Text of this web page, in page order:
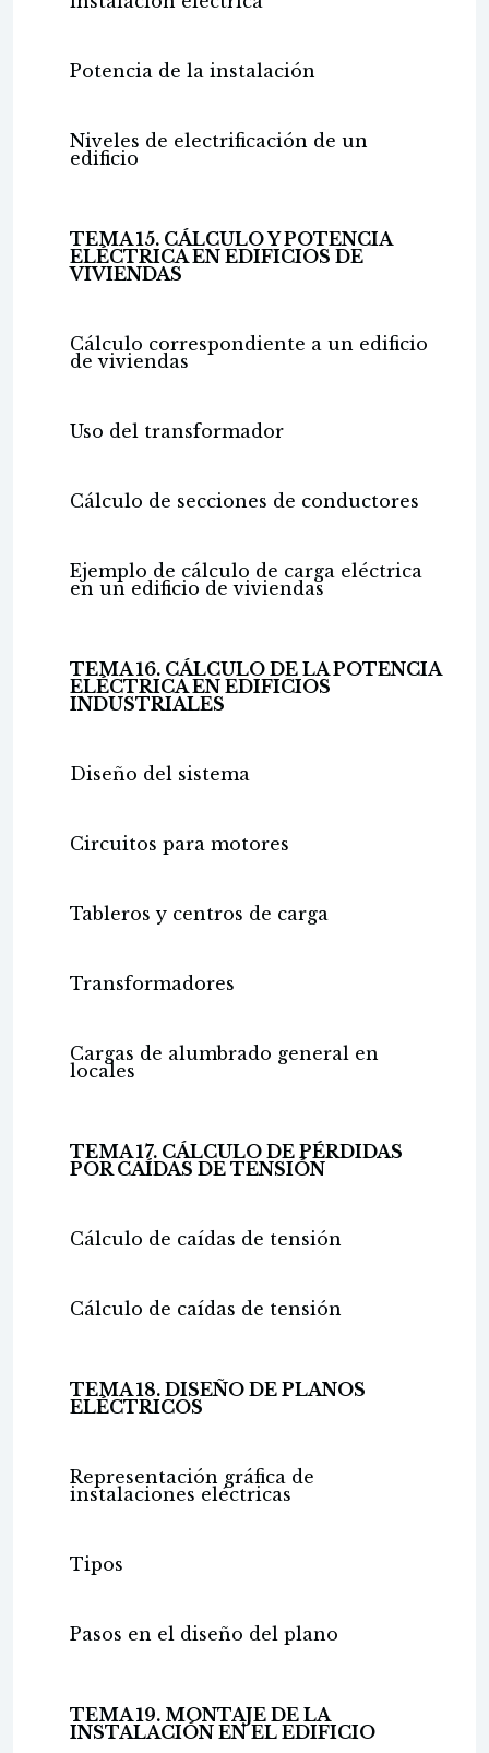
Potencia de la instalación
Niveles de electrificación de un
edificio
TEMA 15. CÁLCULO Y POTENCIA
ELÉCTRICA EN EDIFICIOS DE
VIVIENDAS
Cálculo correspondiente a un edificio
de viviendas
Uso del transformador
Cálculo de secciones de conductores
Ejemplo de cálculo de carga eléctrica
en un edificio de viviendas
TEMA 16. CÁLCULO DE LA POTENCIA
ELÉCTRICA EN EDIFICIOS
INDUSTRIALES
Diseño del sistema
Circuitos para motores
Tableros y centros de carga
Transformadores
Cargas de alumbrado general en
locales
TEMA 17. CÁLCULO DE PÉRDIDAS
POR CAÍDAS DE TENSIÓN
Cálculo de caídas de tensión
Cálculo de caídas de tensión
TEMA 18. DISEÑO DE PLANOS
ELÉCTRICOS
Representación gráfica de
instalaciones eléctricas
Tipos
Pasos en el diseño del plano
TEMA 19. MONTAJE DE LA
INSTALACIÓN EN EL EDIFICIO